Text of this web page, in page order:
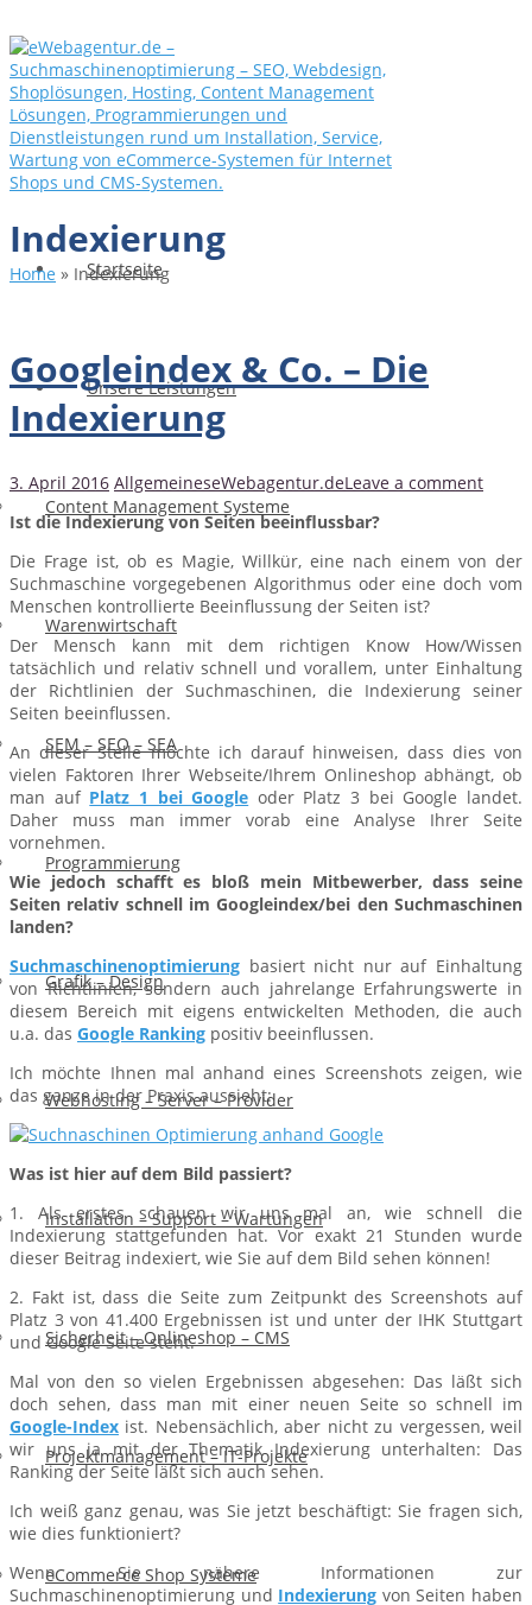
Startseite
Unsere Leistungen
Content Management Systeme
Warenwirtschaft
SEM – SEO – SEA
Programmierung
Grafik – Design
Webhosting – Server – Provider
Installation – Support – Wartungen
Sicherheit – Onlineshop – CMS
Projektmanagement – IT-Projekte
eCommerce Shop Systeme
Indexierung
Home » Indexierung
Googleindex & Co. – Die
Indexierung
3. April 2016 AllgemeineseWebagentur.deLeave a comment
Ist die Indexierung von Seiten beeinflussbar?
Die Frage ist, ob es Magie, Willkür, eine nach einem von der
Suchmaschine vorgegebenen Algorithmus oder eine doch vom
Menschen kontrollierte Beeinflussung der Seiten ist?
Der Mensch kann mit dem richtigen Know How/Wissen
tatsächlich und relativ schnell und vorallem, unter Einhaltung
der Richtlinien der Suchmaschinen, die Indexierung seiner
Seiten beeinflussen.
An dieser Stelle möchte ich darauf hinweisen, dass dies von
vielen Faktoren Ihrer Webseite/Ihrem Onlineshop abhängt, ob
man auf Platz 1 bei Google oder Platz 3 bei Google landet.
Daher muss man immer vorab eine Analyse Ihrer Seite
vornehmen.
Wie jedoch schafft es bloß mein Mitbewerber, dass seine
Seiten relativ schnell im Googleindex/bei den Suchmaschinen
landen?
Suchmaschinenoptimierung basiert nicht nur auf Einhaltung
von Richtlinien, sondern auch jahrelange Erfahrungswerte in
diesem Bereich mit eigens entwickelten Methoden, die auch
u.a. das Google Ranking positiv beeinflussen.
Ich möchte Ihnen mal anhand eines Screenshots zeigen, wie
das ganze in der Praxis aussieht:
Was ist hier auf dem Bild passiert?
1. Als erstes schauen wir uns mal an, wie schnell die
Indexierung stattgefunden hat. Vor exakt 21 Stunden wurde
dieser Beitrag indexiert, wie Sie auf dem Bild sehen können!
2. Fakt ist, dass die Seite zum Zeitpunkt des Screenshots auf
Platz 3 von 41.400 Ergebnissen ist und unter der IHK Stuttgart
und Google Seite steht.
Mal von den so vielen Ergebnissen abgesehen: Das läßt sich
doch sehen, dass man mit einer neuen Seite so schnell im
Google-Index ist. Nebensächlich, aber nicht zu vergessen, weil
wir uns ja mit der Thematik Indexierung unterhalten: Das
Ranking der Seite läßt sich auch sehen.
Ich weiß ganz genau, was Sie jetzt beschäftigt: Sie fragen sich,
wie dies funktioniert?
Wenn Sie nähere Informationen zur
Suchmaschinenoptimierung und Indexierung von Seiten haben